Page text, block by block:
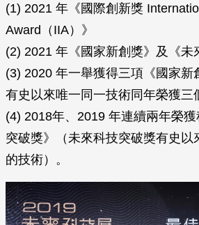
(1) 2021 年《國際創新獎
Award（IIA）》
(2) 2021 年《國家新創獎》及《未
(3) 2020 年一舉獲得三項《國家新
有史以來唯一同一技術同年榮獲三
(4) 2018年、2019 年連續兩年榮
突破獎》（未來科技突破獎有史以
的技術）。